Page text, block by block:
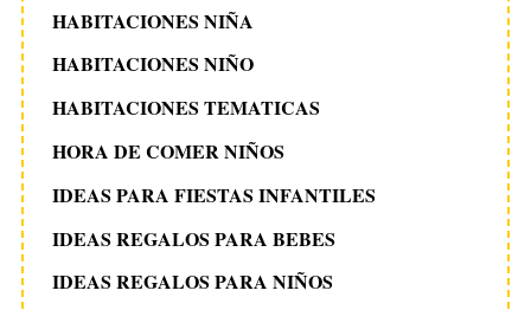
HABITACIONES NIÑA
HABITACIONES NIÑO
HABITACIONES TEMATICAS
HORA DE COMER NIÑOS
IDEAS PARA FIESTAS INFANTILES
IDEAS REGALOS PARA BEBES
IDEAS REGALOS PARA NIÑOS